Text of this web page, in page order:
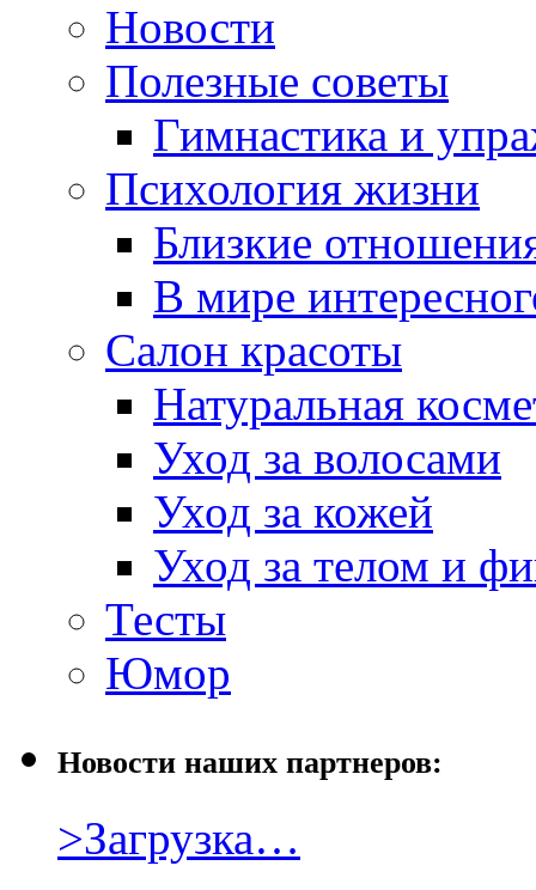
Новости
Полезные советы
Гимнастика и
Психология жизни
Близкие
В мире
Салон красоты
Натуральная
Уход за волосами
Уход за кожей
Уход за телом и
Тесты
Юмор
Новости наших партнеров:
>Загрузка…